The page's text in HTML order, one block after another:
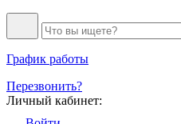
График работы
Перезвонить?
Личный кабинет: